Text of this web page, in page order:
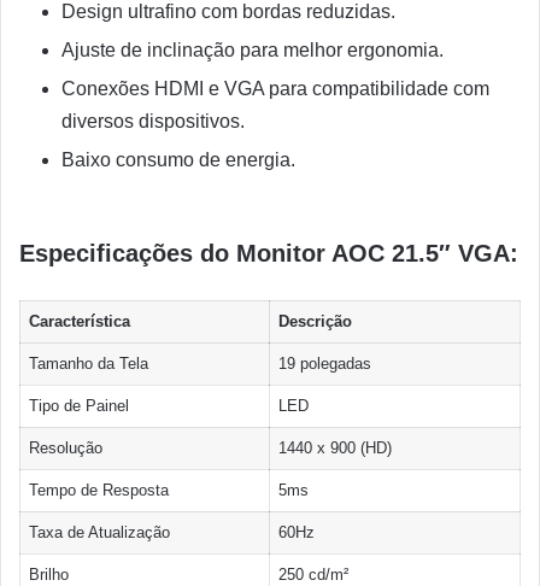
Design ultrafino com bordas reduzidas.
Ajuste de inclinação para melhor ergonomia.
Conexões HDMI e VGA para compatibilidade com
diversos dispositivos.
Baixo consumo de energia.
Especificações do Monitor AOC 21.5″ VGA:
Característica Descrição
Tamanho da Tela 19 polegadas
Tipo de Painel LED
Resolução 1440 x 900 (HD)
Tempo de Resposta 5ms
Taxa de Atualização 60Hz
Brilho 250 cd/m²